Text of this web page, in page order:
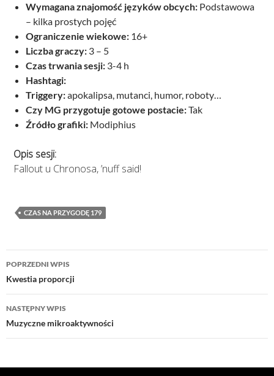
Wymagana znajomość języków obcych: Podstawowa
– kilka prostych pojęć
Ograniczenie wiekowe: 16+
Liczba graczy: 3 – 5
Czas trwania sesji: 3-4 h
Hashtagi:
Triggery:apokalipsa, mutanci, humor, roboty…
Czy MG przygotuje gotowe postacie:Tak
Źródło grafiki: Modiphius
Opis sesji:
Fallout u Chronosa, ’nuff said!
CZAS NA PRZYGODĘ 179
Nawigacja
wpisu
POPRZEDNI WPIS
Kwestia proporcji
NASTĘPNY WPIS
Muzyczne mikroaktywności